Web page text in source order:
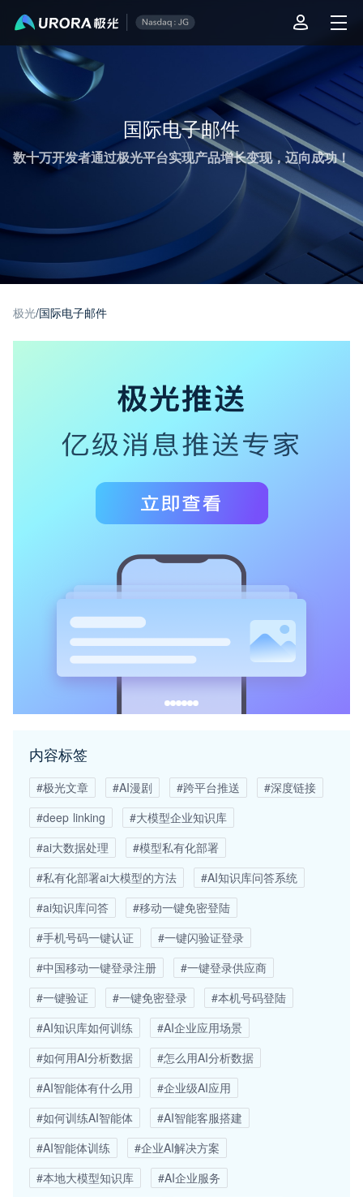
国际电子邮件
数十万开发者通过极光平台实现产品增长变现，迈向成功！
极光/国际电子邮件
内容标签
#极光文章 #AI漫剧 #跨平台推送
#深度链接
#deep linking
#大模型企业知识库
#ai大数据处理
#模型私有化部署
#私有化部署ai大模型的方法
#AI知识库问答系统
#ai知识库问答
#移动一键免密登陆
#手机号码一键认证
#一键闪验证登录
#中国移动一键登录注册
#一键登录供应商
#一键验证
#一键免密登录
#本机号码登陆
#AI知识库如何训练
#AI企业应用场景
#如何用AI分析数据
#怎么用AI分析数据
#AI智能体有什么用
#企业级AI应用
#如何训练AI智能体
#AI智能客服搭建
#AI智能体训练
#企业AI解决方案
#本地大模型知识库
#AI企业服务